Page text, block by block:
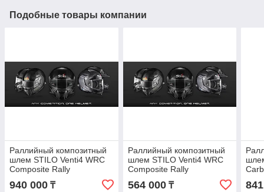
Подобные товары компании
Раллийный композитный
шлем STILO Venti4 WRC
Composite Rally
white/black
940 000 ₸
Раллийный композитный
шлем STILO Venti4 WRC
Composite Rally
564 000₸